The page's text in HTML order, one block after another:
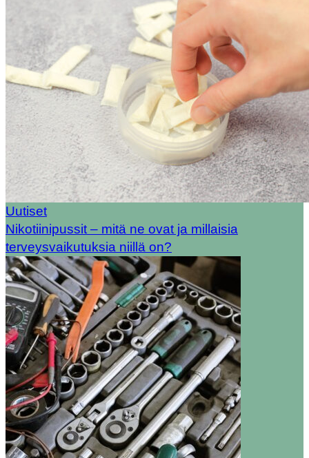
Uutiset
Nikotiinipussit – mitä ne ovat ja millaisia
terveysvaikutuksia niillä on?